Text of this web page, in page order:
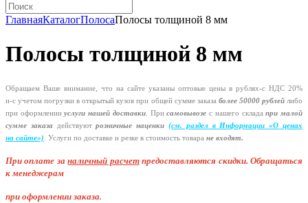
ГлавнаяКаталогПолосаПолосы толщиной 8 мм
Полосы толщиной 8 мм
Обращаем Ваше внимание, что на сайте указаны оптовые цены в рублях-с НДС 20%
и-с учетом погрузки в открытый кузов при общей сумме заказа более 50000 рублейлибо
при оформленииуслуги нашей доставки. Присамовывозе с нашего складапри малой
сумме заказа
действуютрозничные наценки (см. раздел в Информации «О ценах
на сайте»). Услуги по доставке и резке в стоимость товара не входят.
При оплате заналичный расчет предоставляются скидки. Обращаться
к менеджерам
при оформлении заказа.